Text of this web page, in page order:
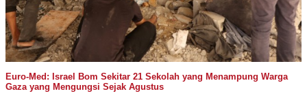
Euro-Med: Israel Bom Sekitar 21 Sekolah yang Menampung Warga
Gaza yang Mengungsi Sejak Agustus